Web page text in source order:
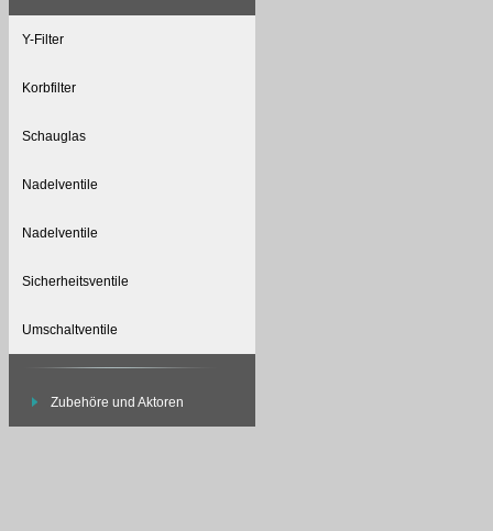
Y-Filter
Korbfilter
Schauglas
Nadelventile
Nadelventile
Sicherheitsventile
Umschaltventile
Zubehöre und Aktoren